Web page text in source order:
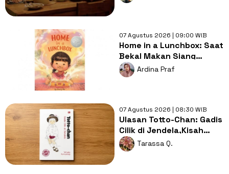
07 Agustus 2026 | 09:00 WIB
Home in a Lunchbox: Saat
Bekal Makan Siang
Menjadi Simbol Kasih
Sayang
Ardina Praf
07 Agustus 2026 | 08:30 WIB
Ulasan Totto-Chan: Gadis
Cilik di Jendela,Kisah
Pendidikan yang
Membebaskan
Tarassa Q.